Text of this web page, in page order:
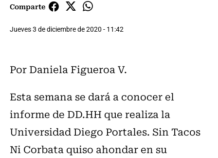
Comparte
Jueves 3 de diciembre de 2020 - 11:42
Por Daniela Figueroa V.
Esta semana se dará a conocer el
informe de DD.HH que realiza la
Universidad Diego Portales. Sin Tacos
Ni Corbata quiso ahondar en su